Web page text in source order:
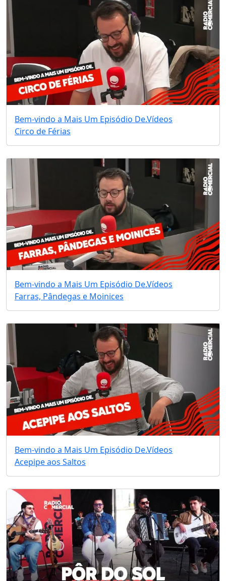
Bem-vindo a Mais Um Episódio De.Vídeos
Circo de Férias
Bem-vindo a Mais Um Episódio De.Vídeos
Farras, Pândegas e Moinices
Bem-vindo a Mais Um Episódio De.Vídeos
Acepipe aos Saltos